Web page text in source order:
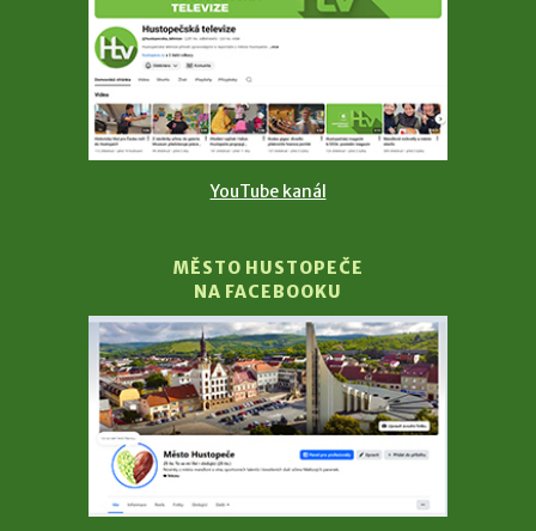
YouTube kanál
MĚSTO HUSTOPEČE
NA FACEBOOKU